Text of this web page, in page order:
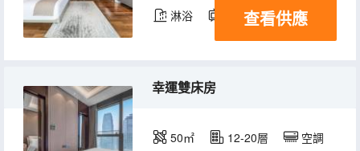
淋浴 電視機 冰箱
查看供應
幸運雙床房
50㎡ 12-20層 空調